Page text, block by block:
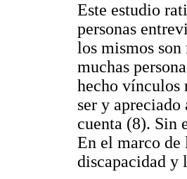
Este estudio
personas
los mismos son
muchas
hecho vínculos
ser y apreciado
cuenta (8). Sin
En el marco de
discapacidad y